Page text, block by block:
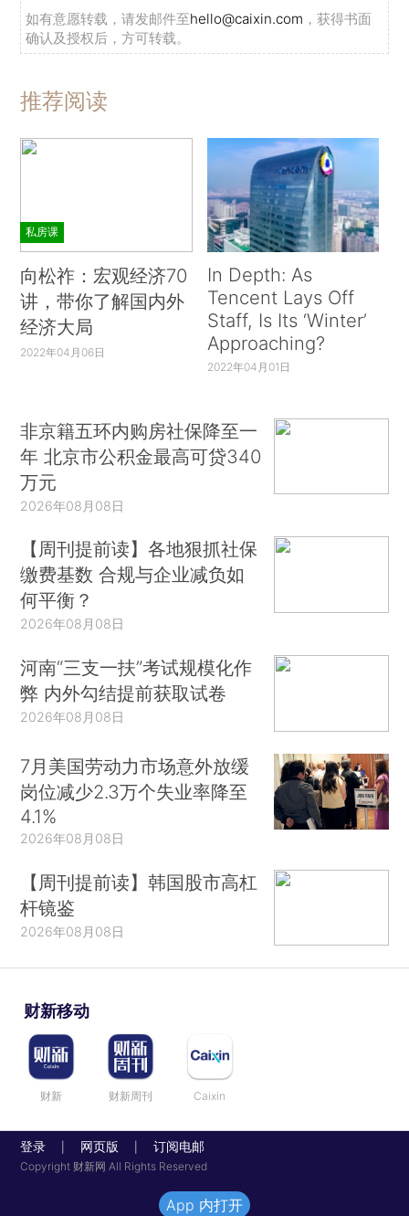
如有意愿转载，请发邮件至hello@caixin.com ，获得书面
确认及授权后，方可转载。
推荐阅读
私房课
向松祚：宏观经济70
讲，带你了解国内外
经济大局
2022年04月06日
In Depth: As
Tencent Lays Off
Staff, Is Its ‘Winter’
Approaching?
2022年04月01日
非京籍五环内购房社保降至一
年 北京市公积金最高可贷340
万元
2026年08月08日
【周刊提前读】各地狠抓社保
缴费基数 合规与企业减负如
何平衡？
2026年08月08日
河南“三支一扶”考试规模化作
弊 内外勾结提前获取试卷
2026年08月08日
7月美国劳动力市场意外放缓
岗位减少2.3万个失业率降至
4.1%
2026年08月08日
【周刊提前读】韩国股市高杠
杆镜鉴
2026年08月08日
财新移动
财新 财新周刊 Caixin
登录 网页版 订阅电邮
Copyright 财新网 All Rights Reserved
App 内打开